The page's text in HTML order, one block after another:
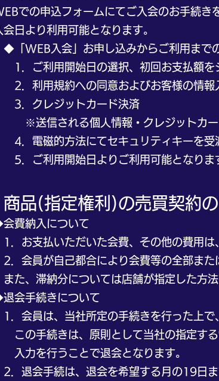
での申込フォームにてご入会のお手続き
日より利用可能となります。
WEB入会」お申し込みからご利用まで
ご利用開始日の選択、初回お支払額を
利用規約への同意およびお客様の情報
クレジットカード決済
信される個人情報・クレジットカード
電磁的方法にてセキュリティキーを受
ご利用開始日よりご利用可能となりま
品(指定権利)の売買契約
費納入について
お支払いただいた会費、その他の費用は
会員が自己都合により会費等の全部また
、滞納分については店舗が指定した方法
会手続きについて
会員は、当社所定の手続きを行った上で
手続きは、原則として当社の指定する
を行うことで退会となります。
退会手続は、退会を希望する月の19日ま